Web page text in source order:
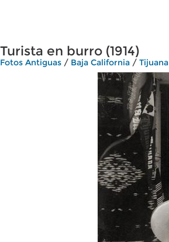
Turista en burro (1914)
Fotos Antiguas / Baja California / Tijuana